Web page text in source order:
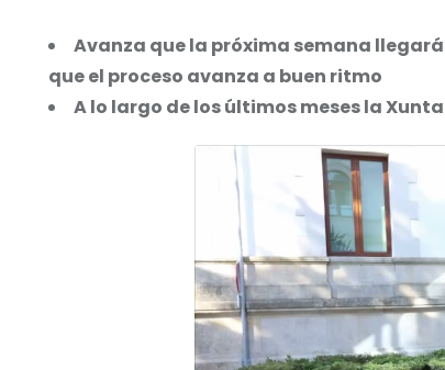
Avanza que la próxima semana
que el proceso avanza a buen ritmo
A lo largo de los últimos meses la